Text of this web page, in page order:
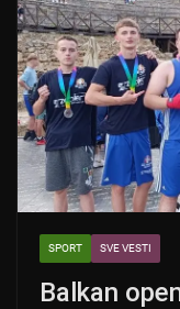
SPORT SVE VESTI
Balkan